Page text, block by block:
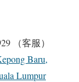
（客服）
Baru,
Lumpur